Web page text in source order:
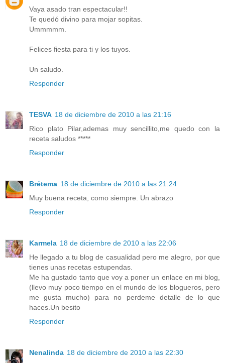
Vaya asado tran espectacular!!
Te quedó divino para mojar sopitas.
Ummmmm.
Felices fiesta para ti y los tuyos.
Un saludo.
Responder
TESVA 18 de diciembre de 2010 a las 21:16
Rico plato Pilar,ademas muy sencillito,me quedo con la
receta saludos *****
Responder
Brétema 18 de diciembre de 2010 a las 21:24
Muy buena receta, como siempre. Un abrazo
Responder
Karmela 18 de diciembre de 2010 a las 22:06
He llegado a tu blog de casualidad pero me alegro, por que
tienes unas recetas estupendas.
Me ha gustado tanto que voy a poner un enlace en mi blog,
(llevo muy poco tiempo en el mundo de los blogueros, pero
me gusta mucho) para no perdeme detalle de lo que
haces.Un besito
Responder
Nenalinda 18 de diciembre de 2010 a las 22:30